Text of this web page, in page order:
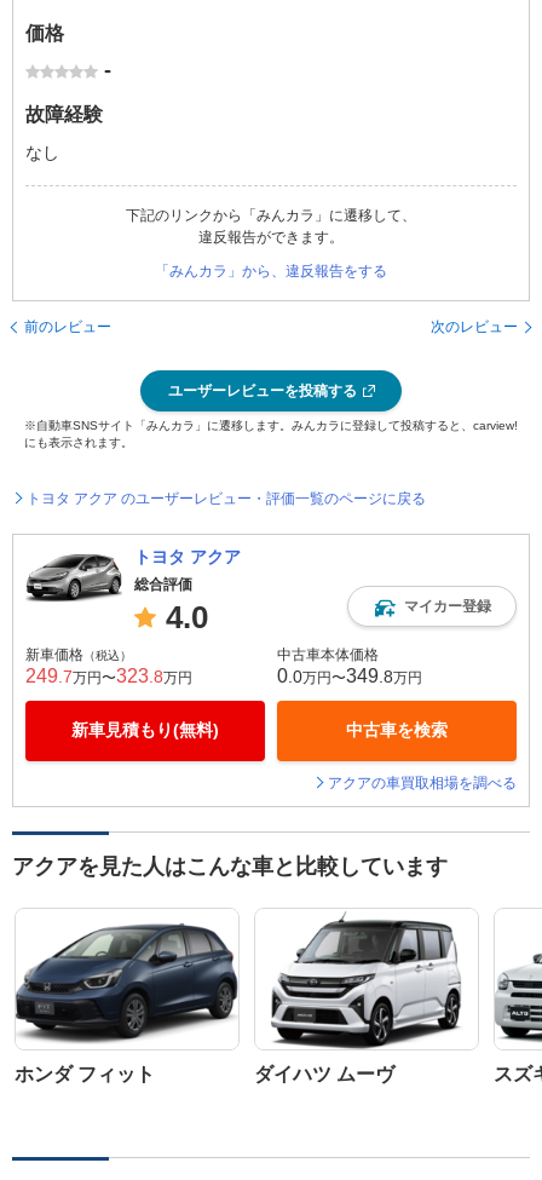
価格
-
故障経験
なし
下記のリンクから「みんカラ」に遷移して、
違反報告ができます。
「みんカラ」から、違反報告をする
前のレビュー 次のレビュー
ユーザーレビューを投稿する
※自動車SNSサイト「みんカラ」に遷移します。みんカラに登録して投稿すると、carview!
にも表示されます。
トヨタ アクア のユーザーレビュー・評価一覧のページに戻る
トヨタ アクア
総合評価
4.0 マイカー登録
新車価格 （税込）
249 .7万円〜323 .8万円
新車見積もり(無料)
中古車本体価格
0 .0万円〜349 .8万円
中古車を検索
アクアの車買取相場を調べる
アクアを見た人はこんな車と比較しています
ホンダ フィット ダイハツ ムーヴ スズ